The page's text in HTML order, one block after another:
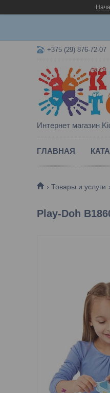
+375 (29) 876-72-07
Интернет магазин
ГЛАВНАЯ
Товары и услуги
Play-Doh